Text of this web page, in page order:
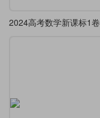
2024高考数学新课标1卷